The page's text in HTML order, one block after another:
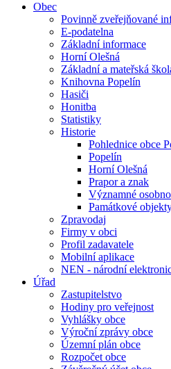
Obec
Povinně zveřejňované
E-podatelna
Základní informace
Horní Olešná
Základní a mateřská
Knihovna Popelín
Hasiči
Honitba
Statistiky
Historie
Pohlednice obce
Popelín
Horní Olešná
Prapor a znak
Významné
Památkové
Zpravodaj
Firmy v obci
Profil zadavatele
Mobilní aplikace
NEN - národní
Úřad
Zastupitelstvo
Hodiny pro veřejnost
Vyhlášky obce
Výroční zprávy obce
Územní plán obce
Rozpočet obce